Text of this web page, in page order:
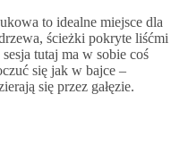
to idealne miejsce dla
ścieżki pokryte liśćmi
tutaj ma w sobie coś
się jak w bajce –
się przez gałęzie.